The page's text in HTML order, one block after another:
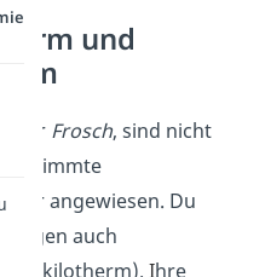
und
der Frosch, sind nicht
bestimmte
angewiesen. Du
auch
(poikilotherm). Ihre